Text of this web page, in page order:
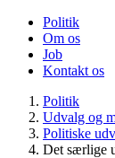
Politik
Om os
Job
Kontakt os
Politik
Udvalg og
Politiske
Det særlige